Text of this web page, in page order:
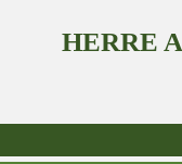
HERRE